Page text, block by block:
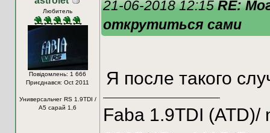
Любитель
Повідомлень: 1 666
Приєднався: Oct 2011
Универсальчег RS 1.9TDI /
A5 сарай 1,6
21-06-2018 12:15RE:
открутиться сами
Я после такого
Faba 1.9TDI (ATD)/